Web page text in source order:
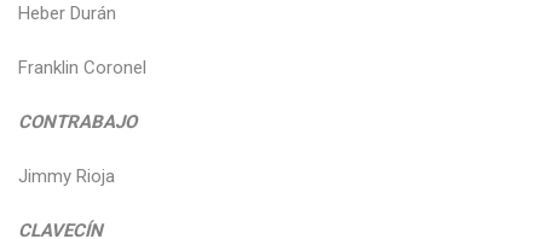
Heber Durán
Franklin Coronel
CONTRABAJO
Jimmy Rioja
CLAVECÍN